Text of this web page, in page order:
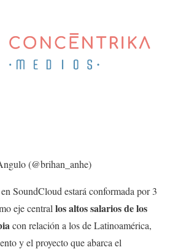
(@brihan_anhe)
SoundCloud estará conformada por 3
eje centrallos altos salarios de los
con relación a los de Latinoamérica,
y el proyecto que abarca el